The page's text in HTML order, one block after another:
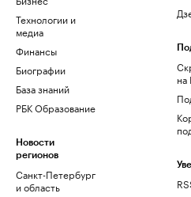
Технологии и
медиа
Финансы
Биографии
База знаний
РБК Образование
Новости
регионов
Санкт-Петербург
и область
на